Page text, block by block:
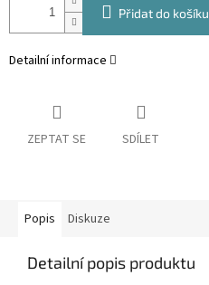
Přidat do košíku
Detailní informace
ZEPTAT SE SDÍLET
Popis Diskuze
Detailní popis produktu